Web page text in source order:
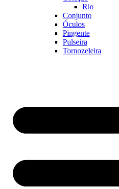
Rio
Conjunto
Óculos
Pingente
Pulseira
Tornozeleira